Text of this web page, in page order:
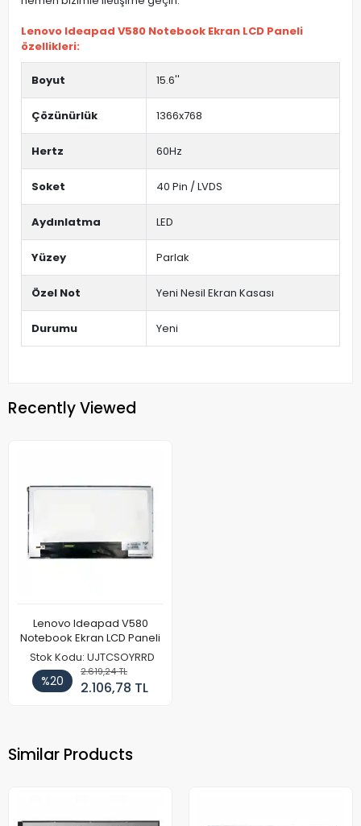
Lenovo Ideapad V580 Notebook Ekran LCD Paneli
özellikleri:
Boyut 15.6''
Çözünürlük 1366x768
Hertz 60Hz
Soket 40 Pin / LVDS
Aydınlatma LED
Yüzey Parlak
Özel Not Yeni Nesil Ekran Kasası
Durumu Yeni
Recently Viewed
Lenovo Ideapad V580
Notebook Ekran LCD Paneli
Stok Kodu: UJTCSOYRRD
%20
2.619,24 TL
2.106,78 TL
Similar Products